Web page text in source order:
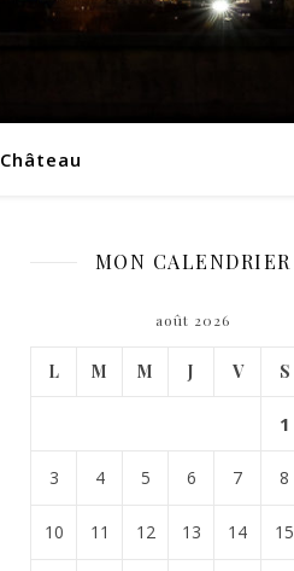
Château
MON CALENDRIER
août 2026
L M M J V S
1
3 4 5 6 7 8
10 11 12 13 14 15